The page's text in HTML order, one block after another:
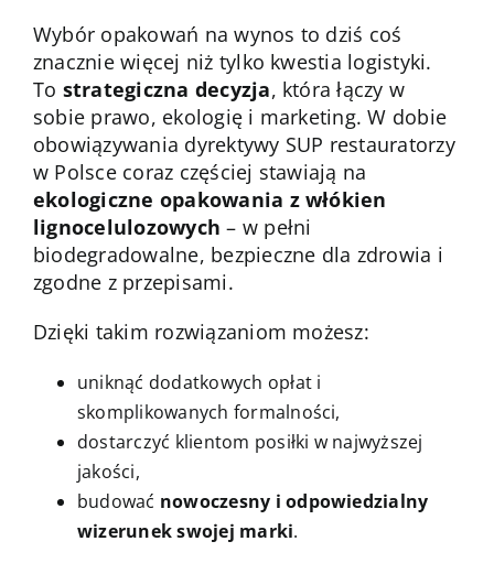
Wybór opakowań na wynos to dziś coś
znacznie więcej niż tylko kwestia logistyki.
To strategiczna decyzja, która łączy w
sobie prawo, ekologię i marketing. W dobie
obowiązywania dyrektywy SUP restauratorzy
w Polsce coraz częściej stawiają na
ekologiczne opakowania z włókien
lignocelulozowych – w pełni
biodegradowalne, bezpieczne dla zdrowia i
zgodne z przepisami.
Dzięki takim rozwiązaniom możesz:
uniknąć dodatkowych opłat i
skomplikowanych formalności,
dostarczyć klientom posiłki w najwyższej
jakości,
budować nowoczesny i odpowiedzialny
wizerunek swojej marki.